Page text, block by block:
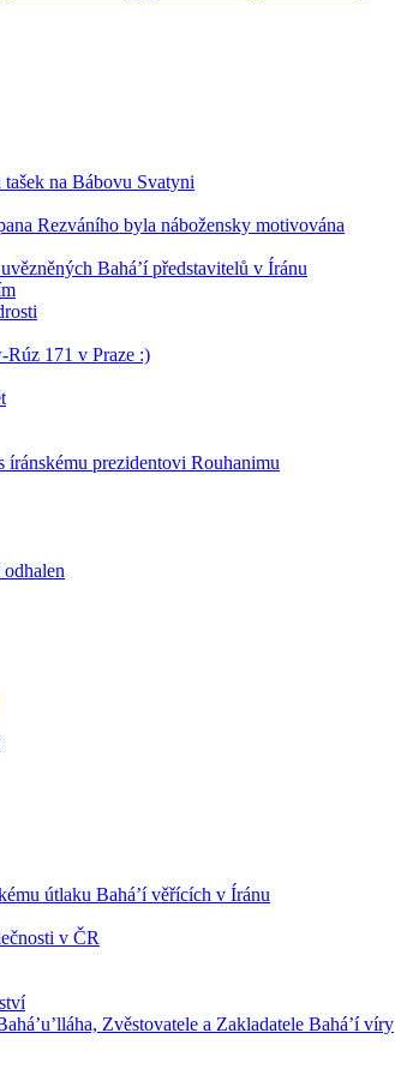
na Bábovu Svatyni
Rezváního byla nábožensky motivována
Bahá’í představitelů v Íránu
171 v Praze :)
íránskému prezidentovi Rouhanimu
útlaku Bahá’í věřících v Íránu
v ČR
Zvěstovatele a Zakladatele Bahá’í víry